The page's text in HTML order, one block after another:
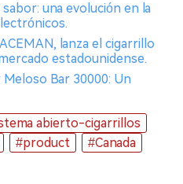
una evolución en la
lanza el cigarrillo
estadounidense.
Bar 30000: Un
abierto-cigarrillos
#product #Canada